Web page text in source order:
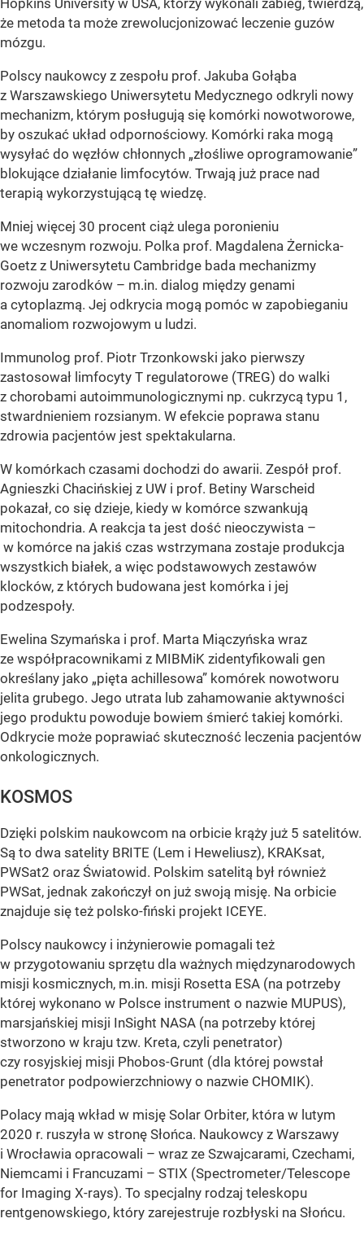
Hopkins University w USA, którzy wykonali zabieg, twierdzą,
że metoda ta może zrewolucjonizować leczenie guzów
mózgu.
Polscy naukowcy z zespołu prof. Jakuba Gołąba
z Warszawskiego Uniwersytetu Medycznego odkryli nowy
mechanizm, którym posługują się komórki nowotworowe,
by oszukać układ odpornościowy. Komórki raka mogą
wysyłać do węzłów chłonnych „złośliwe oprogramowanie”
blokujące działanie limfocytów. Trwają już prace nad
terapią wykorzystującą tę wiedzę.
Mniej więcej 30 procent ciąż ulega poronieniu
we wczesnym rozwoju. Polka prof. Magdalena Żernicka-
Goetz z Uniwersytetu Cambridge bada mechanizmy
rozwoju zarodków – m.in. dialog między genami
a cytoplazmą. Jej odkrycia mogą pomóc w zapobieganiu
anomaliom rozwojowym u ludzi.
Immunolog prof. Piotr Trzonkowski jako pierwszy
zastosował limfocyty T regulatorowe (TREG) do walki
z chorobami autoimmunologicznymi np. cukrzycą typu 1,
stwardnieniem rozsianym. W efekcie poprawa stanu
zdrowia pacjentów jest spektakularna.
W komórkach czasami dochodzi do awarii. Zespół prof.
Agnieszki Chacińskiej z UW i prof. Betiny Warscheid
pokazał, co się dzieje, kiedy w komórce szwankują
mitochondria. A reakcja ta jest dość nieoczywista –
w komórce na jakiś czas wstrzymana zostaje produkcja
wszystkich białek, a więc podstawowych zestawów
klocków, z których budowana jest komórka i jej
podzespoły.
Ewelina Szymańska i prof. Marta Miączyńska wraz
ze współpracownikami z MIBMiK zidentyfikowali gen
określany jako „pięta achillesowa” komórek nowotworu
jelita grubego. Jego utrata lub zahamowanie aktywności
jego produktu powoduje bowiem śmierć takiej komórki.
Odkrycie może poprawiać skuteczność leczenia pacjentów
onkologicznych.
KOSMOS
Dzięki polskim naukowcom na orbicie krąży już 5 satelitów.
Są to dwa satelity BRITE (Lem i Heweliusz), KRAKsat,
PWSat2 oraz Światowid. Polskim satelitą był również
PWSat, jednak zakończył on już swoją misję. Na orbicie
znajduje się też polsko-fiński projekt ICEYE.
Polscy naukowcy i inżynierowie pomagali też
w przygotowaniu sprzętu dla ważnych międzynarodowych
misji kosmicznych, m.in. misji Rosetta ESA (na potrzeby
której wykonano w Polsce instrument o nazwie MUPUS),
marsjańskiej misji InSight NASA (na potrzeby której
stworzono w kraju tzw. Kreta, czyli penetrator)
czy rosyjskiej misji Phobos-Grunt (dla której powstał
penetrator podpowierzchniowy o nazwie CHOMIK).
Polacy mają wkład w misję Solar Orbiter, która w lutym
2020 r. ruszyła w stronę Słońca. Naukowcy z Warszawy
i Wrocławia opracowali – wraz ze Szwajcarami, Czechami,
Niemcami i Francuzami – STIX (Spectrometer/Telescope
for Imaging X-rays). To specjalny rodzaj teleskopu
rentgenowskiego, który zarejestruje rozbłyski na Słońcu.